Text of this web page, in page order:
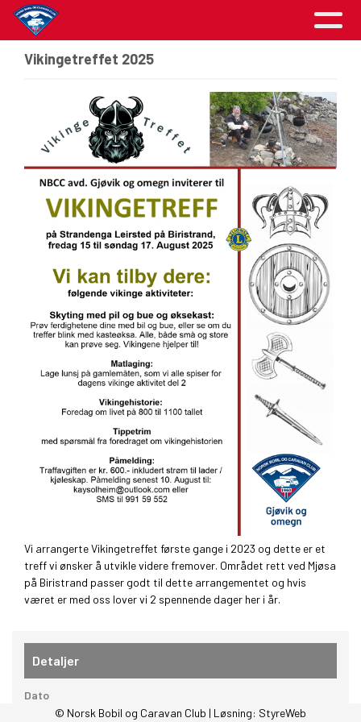
Vikingetreffet 2025
Vi arrangerte Vikingetreffet første gange i 2023 og dette er et
treff vi ønsker å utvikle videre fremover. Området rett ved Mjøsa
på Biristrand passer godt til dette arrangementet og hvis
været er med oss lover vi 2 spennende dager her i år.
Detaljer
Dato
fredag 15. august 2025 - 17:00
© Norsk Bobil og Caravan Club | Løsning: StyreWeb